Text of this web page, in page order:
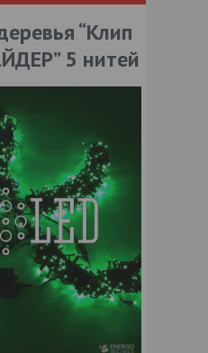
“Клип
5 нитей